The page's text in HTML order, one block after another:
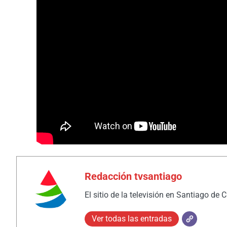
Redacción tvsantiago
El sitio de la televisión en Santiago de
Ver todas las entradas